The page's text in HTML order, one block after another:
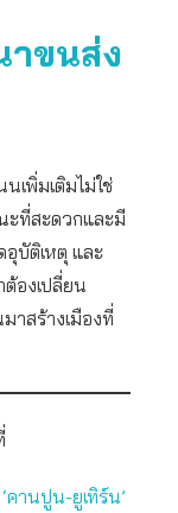
ขนส่ง
เพิ่มเติมไม่ใช่
ะที่สะดวกและมี
บัติเหตุ และ
ต้องเปลี่ยน
าสร้างเมืองที่
านปูน-ยูเทิร์น’